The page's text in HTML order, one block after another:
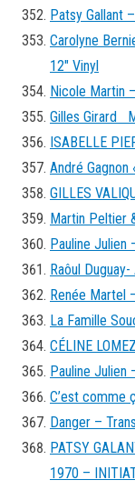
Patsy Gallant
Carolyne
12″ Vinyl
Nicole Martin
Gilles Girard
ISABELLE
André
GILLES
Martin Peltier
Pauline Julien
Raôul
Renée Martel
La Famille
CÉLINE
Pauline Julien
C’est comme
Danger –
PATSY
1970 –